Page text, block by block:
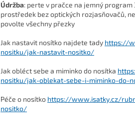
Údržba: perte v pračce na jemný program
prostředek bez optických rozjasňovačů,
povolte všechny přezky
Jak nastavit nosítko najdete tady https://
nositku/jak-nastavit-nositko/
Jak obléct sebe a miminko do nosítka
nositku/jak-oblekat-sebe-i-miminko-do-
Péče o nosítko https://www.isatky.cz/
nositko/